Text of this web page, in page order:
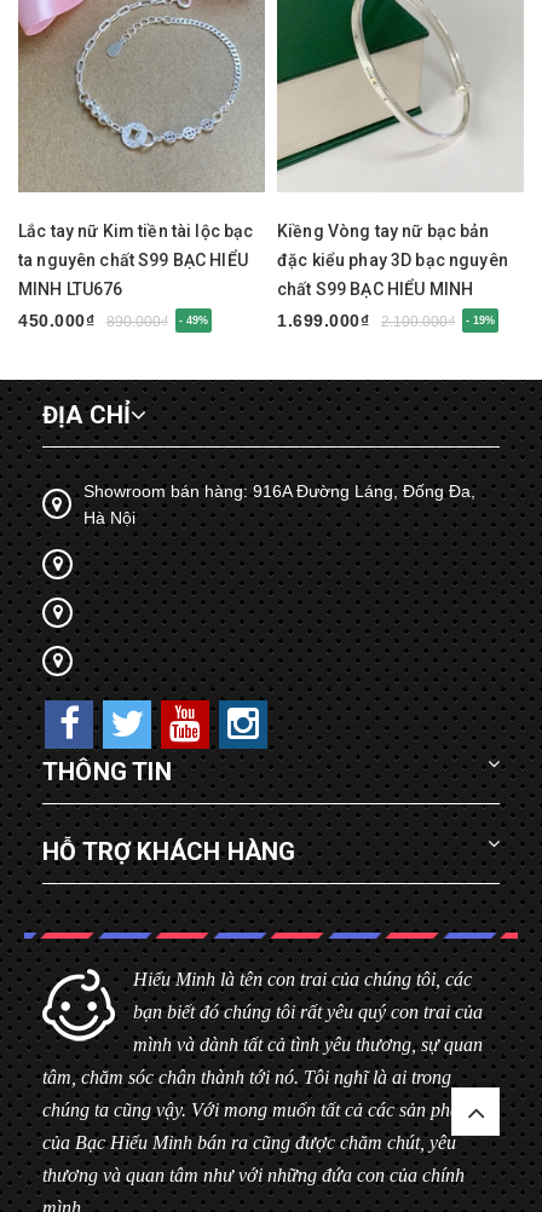
Lắc tay nữ Kim tiền tài lộc bạc
ta nguyên chất S99 BẠC HIỂU
MINH LTU676
450.000₫
890.000₫ - 49%
Kiềng Vòng tay nữ bạc bản
đặc kiểu phay 3D bạc nguyên
chất S99 BẠC HIỂU MINH
LTU675
1.699.000₫ 2.100.000₫ - 19%
ĐỊA CHỈ
Showroom bán hàng: 916A Đường Láng, Đống Đa,
Hà Nội
THÔNG TIN
HỖ TRỢ KHÁCH HÀNG
Hiểu Minh là tên con trai của chúng tôi, các
bạn biết đó chúng tôi rất yêu quý con trai của
mình và dành tất cả tình yêu thương, sự quan
tâm, chăm sóc chân thành tới nó. Tôi nghĩ là ai trong
chúng ta cũng vậy. Với mong muốn tất cả các sản phẩm
của Bạc Hiểu Minh bán ra cũng được chăm chút, yêu
thương và quan tâm như với những đứa con của chính
mình.